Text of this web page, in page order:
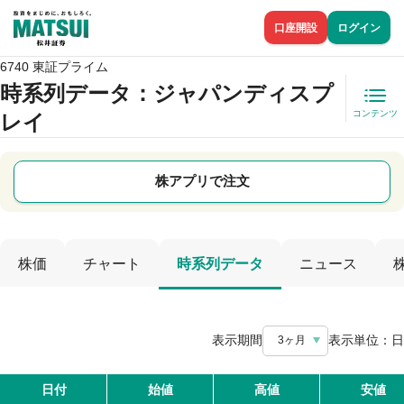
口座開設 ログイン
6740 東証プライム
時系列データ ：ジャパンディスプ
レイ
コンテンツ
株アプリで注文
株価 チャート 時系列データ ニュース
表示期間 3ヶ月 表示単位： 日
日付 始値 高値 安値